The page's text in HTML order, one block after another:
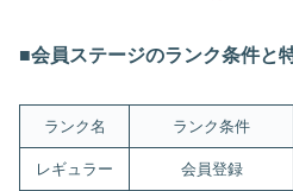
■会員ステージのランク条件と
ランク名 ランク条件
レギュラー 会員登録